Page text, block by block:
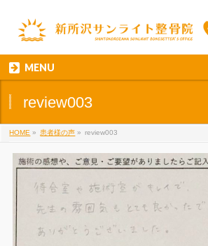
MENU
review003
HOME » 患者様の声 » review003